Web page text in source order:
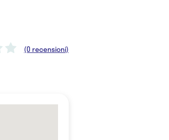
(0 recensioni)